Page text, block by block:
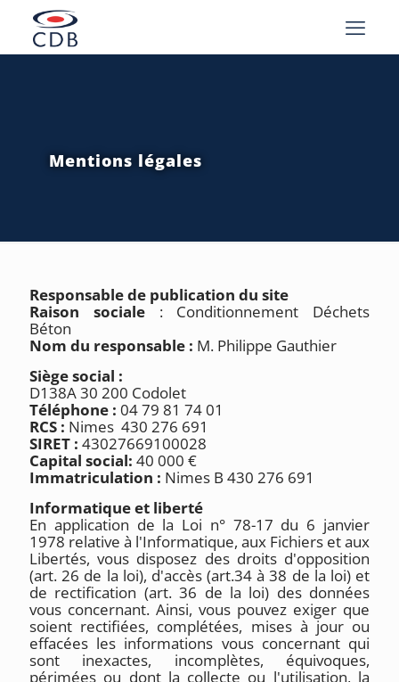
Mentions légales
Responsable de publication du site
Raison sociale : Conditionnement Déchets
Béton
Nom du responsable : M. Philippe Gauthier
Siège social :
D138A 30 200 Codolet
Téléphone : 04 79 81 74 01
RCS : Nimes 430 276 691
SIRET : 43027669100028
Capital social: 40 000 €
Immatriculation : Nimes B 430 276 691
Informatique et liberté
En application de la Loi n° 78-17 du 6 janvier
1978 relative à l'Informatique, aux Fichiers et aux
Libertés, vous disposez des droits d'opposition
(art. 26 de la loi), d'accès (art.34 à 38 de la loi) et
de rectification (art. 36 de la loi) des données
vous concernant. Ainsi, vous pouvez exiger que
soient rectifiées, complétées, mises à jour ou
effacées les informations vous concernant qui
sont inexactes, incomplètes, équivoques,
périmées ou dont la collecte ou l'utilisation, la